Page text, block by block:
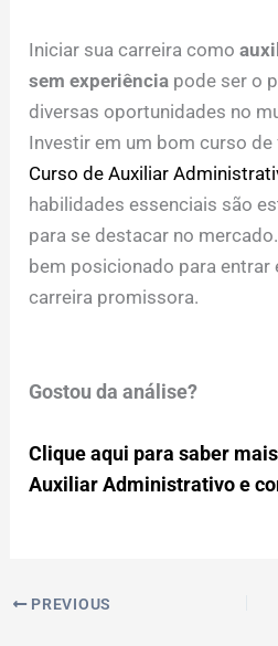
Iniciar sua carreira como
sem experiência pode ser o
diversas oportunidades no
Investir em um bom curso
Curso de Auxiliar
habilidades essenciais são
para se destacar no
bem posicionado para entrar
carreira promissora.
Gostou da análise?
Clique aqui para saber
Auxiliar Administrativo e
PREVIOUS